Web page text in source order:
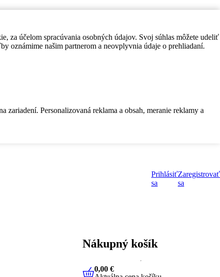
za účelom spracúvania osobných údajov. Svoj súhlas môžete udeliť
oznámime našim partnerom a neovplyvnia údaje o prehliadaní.
Personalizovaná reklama a obsah, meranie reklamy a
Prihlásiť
sa
Zaregistrovať
sa
Nákupný košík
0,00 €